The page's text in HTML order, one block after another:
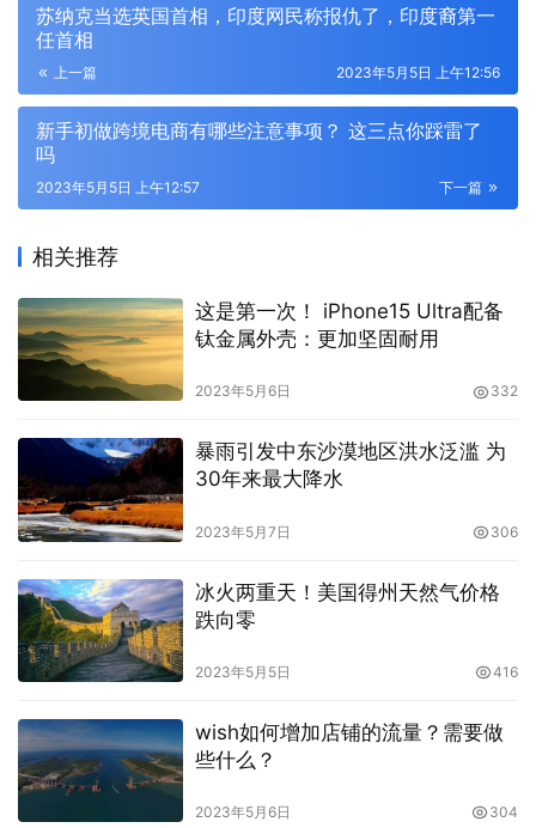
苏纳克当选英国首相，印度网民称报仇了，印度裔第一
任首相
上一篇 2023年5月5日 上午12:56
新手初做跨境电商有哪些注意事项？ 这三点你踩雷了
吗
下一篇
2023年5月5日 上午12:57
相关推荐
这是第一次！ iPhone15 Ultra配备
钛金属外壳：更加坚固耐用
2023年5月6日 332
暴雨引发中东沙漠地区洪水泛滥 为
30年来最大降水
2023年5月7日 306
冰火两重天！美国得州天然气价格
跌向零
2023年5月5日 416
wish如何增加店铺的流量？需要做
些什么？
2023年5月6日 304